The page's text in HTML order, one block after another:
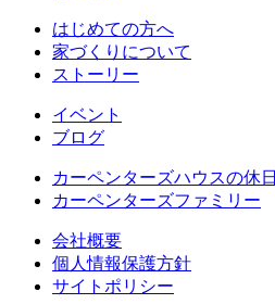
はじめての方へ
家づくりについて
ストーリー
イベント
ブログ
カーペンターズハウスの休日
カーペンターズファミリー
会社概要
個人情報保護方針
サイトポリシー